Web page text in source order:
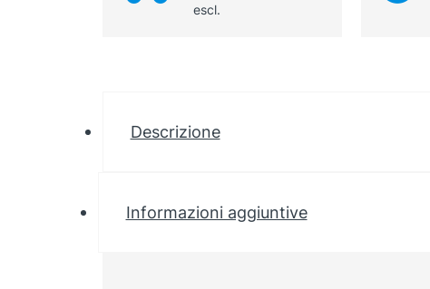
escl.
Descrizione
Informazioni aggiuntive